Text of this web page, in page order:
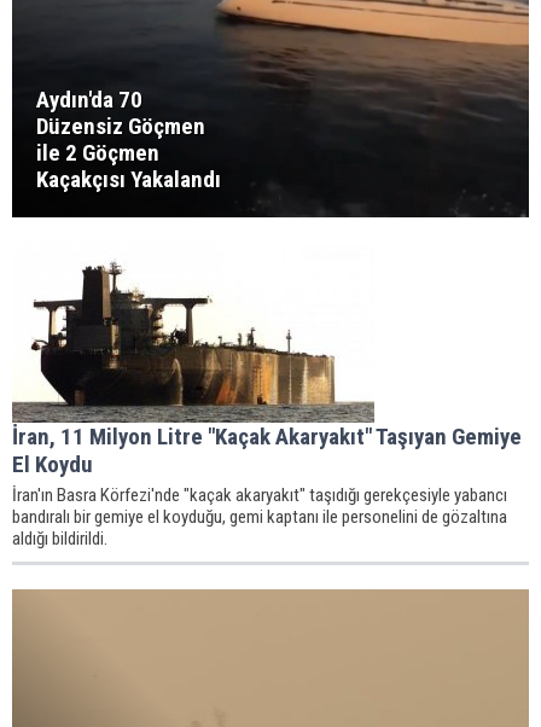
Aydın'da 70
Düzensiz Göçmen
ile 2 Göçmen
Kaçakçısı Yakalandı
İran, 11 Milyon Litre "Kaçak Akaryakıt" Taşıyan Gemiye
El Koydu
İran'ın Basra Körfezi'nde "kaçak akaryakıt" taşıdığı gerekçesiyle yabancı
bandıralı bir gemiye el koyduğu, gemi kaptanı ile personelini de gözaltına
aldığı bildirildi.